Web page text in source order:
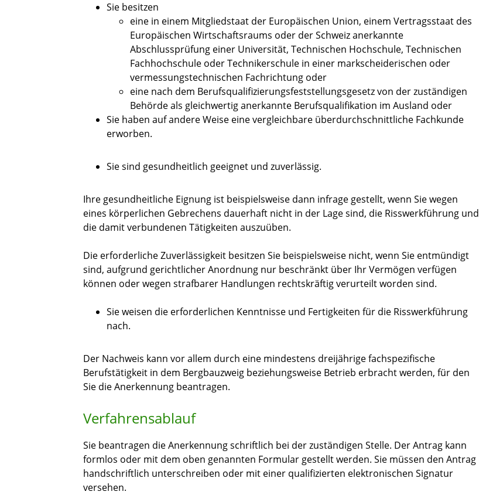
Sie besitzen
eine in einem Mitgliedstaat der Europäischen Union, einem Vertragsstaat des
Europäischen Wirtschaftsraums oder der Schweiz anerkannte
Abschlussprüfung einer Universität, Technischen Hochschule, Technischen
Fachhochschule oder Technikerschule in einer markscheiderischen oder
vermessungstechnischen Fachrichtung oder
eine nach dem Berufsqualifizierungsfeststellungsgesetz von der zuständigen
Behörde als gleichwertig anerkannte Berufsqualifikation im Ausland oder
Sie haben auf andere Weise eine vergleichbare überdurchschnittliche Fachkunde
erworben.
Sie sind gesundheitlich geeignet und zuverlässig.
Ihre gesundheitliche Eignung ist beispielsweise dann infrage gestellt, wenn Sie wegen
eines körperlichen Gebrechens dauerhaft nicht in der Lage sind, die Risswerkführung und
die damit verbundenen Tätigkeiten auszuüben.
Die erforderliche Zuverlässigkeit besitzen Sie beispielsweise nicht, wenn Sie entmündigt
sind, aufgrund gerichtlicher Anordnung nur beschränkt über Ihr Vermögen verfügen
können oder wegen strafbarer Handlungen rechtskräftig verurteilt worden sind.
Sie weisen die erforderlichen Kenntnisse und Fertigkeiten für die Risswerkführung
nach.
Der Nachweis kann vor allem durch eine mindestens dreijährige fachspezifische
Berufstätigkeit in dem Bergbauzweig beziehungsweise Betrieb erbracht werden, für den
Sie die Anerkennung beantragen.
Verfahrensablauf
Sie beantragen die Anerkennung schriftlich bei der zuständigen Stelle. Der Antrag kann
formlos oder mit dem oben genannten Formular gestellt werden. Sie müssen den Antrag
handschriftlich unterschreiben oder mit einer qualifizierten elektronischen Signatur
versehen.